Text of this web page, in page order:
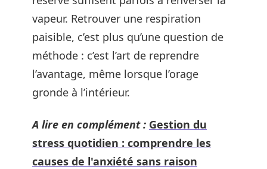
vapeur. Retrouver une respiration
paisible, c’est plus qu’une question de
méthode : c’est l’art de reprendre
l’avantage, même lorsque l’orage
gronde à l’intérieur.
A lire en complément : Gestion du
stress quotidien : comprendre les
causes de l'anxiété sans raison